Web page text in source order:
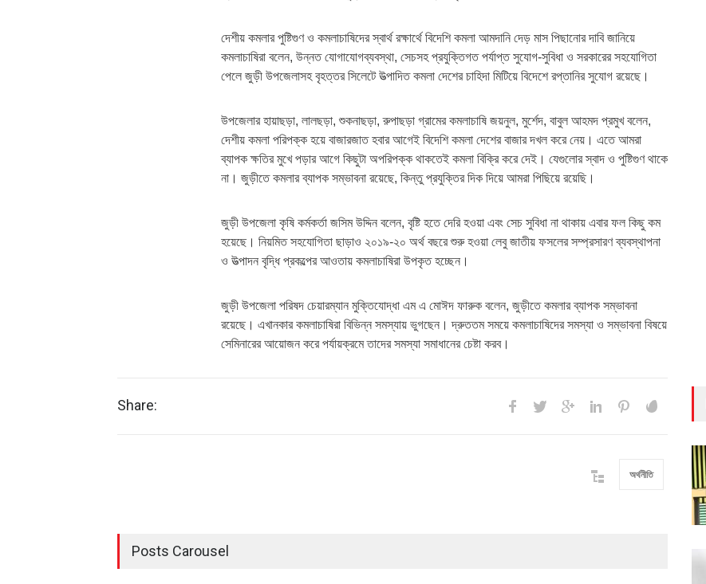
দেশীয় কমলার পুষ্টিগুণ ও কমলাচাষিদের স্বার্থ রক্ষার্থে বিদেশি কমলা আমদানি দেড় মাস পিছানোর দাবি জানিয়ে
কমলাচাষিরা বলেন, উন্নত যোগাযোগব্যবস্থা, সেচসহ প্রযুক্তিগত পর্যাপ্ত সুযোগ-সুবিধা ও সরকারের সহযোগিতা
পেলে জুড়ী উপজেলাসহ বৃহত্তর সিলেটে উত্পাদিত কমলা দেশের চাহিদা মিটিয়ে বিদেশে রপ্তানির সুযোগ রয়েছে।
উপজেলার হায়াছড়া, লালছড়া, শুকনাছড়া, রুপাছড়া গ্রামের কমলাচাষি জয়নুল, মুর্শেদ, বাবুল আহমদ প্রমুখ বলেন,
দেশীয় কমলা পরিপক্ক হয়ে বাজারজাত হবার আগেই বিদেশি কমলা দেশের বাজার দখল করে নেয়। এতে আমরা
ব্যাপক ক্ষতির মুখে পড়ার আগে কিছুটা অপরিপক্ক থাকতেই কমলা বিক্রি করে দেই। যেগুলোর স্বাদ ও পুষ্টিগুণ থাকে
না। জুড়ীতে কমলার ব্যাপক সম্ভাবনা রয়েছে, কিন্তু প্রযুক্তির দিক দিয়ে আমরা পিছিয়ে রয়েছি।
জুড়ী উপজেলা কৃষি কর্মকর্তা জসিম উদ্দিন বলেন, বৃষ্টি হতে দেরি হওয়া এবং সেচ সুবিধা না থাকায় এবার ফল কিছু কম
হয়েছে। নিয়মিত সহযোগিতা ছাড়াও ২০১৯-২০ অর্থ বছরে শুরু হওয়া লেবু জাতীয় ফসলের সম্প্রসারণ ব্যবস্থাপনা
ও উত্পাদন বৃদ্ধি প্রকল্পের আওতায় কমলাচাষিরা উপকৃত হচ্ছেন।
জুড়ী উপজেলা পরিষদ চেয়ারম্যান মুক্তিযোদ্ধা এম এ মোঈদ ফারুক বলেন, জুড়ীতে কমলার ব্যাপক সম্ভাবনা
রয়েছে। এখানকার কমলাচাষিরা বিভিন্ন সমস্যায় ভুগছেন। দ্রুততম সময়ে কমলাচাষিদের সমস্যা ও সম্ভাবনা বিষয়ে
সেমিনারের আয়োজন করে পর্যায়ক্রমে তাদের সমস্যা সমাধানের চেষ্টা করব।
Share:
অর্থনীতি
Posts Carousel